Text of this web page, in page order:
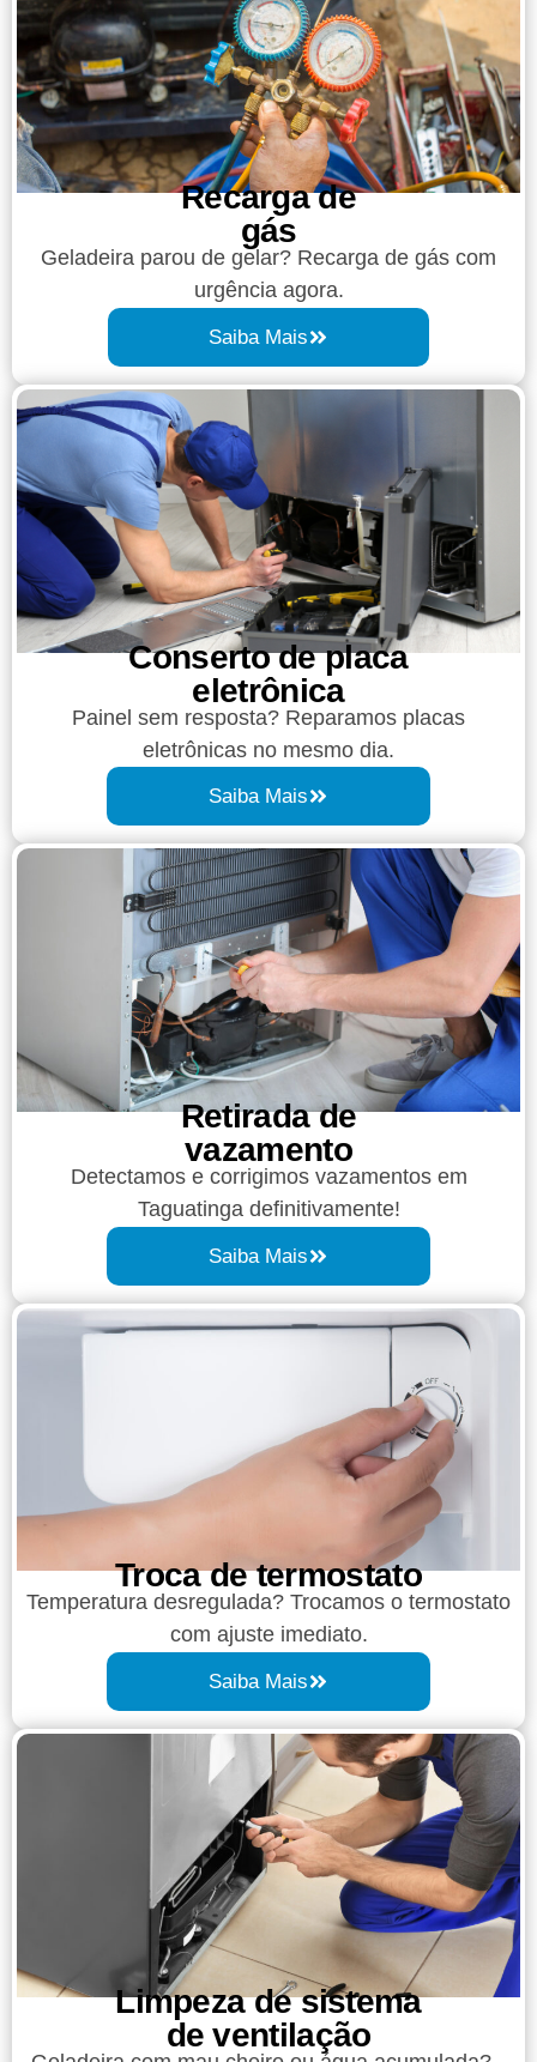
Recarga de
gás
Geladeira parou de gelar? Recarga de gás com
urgência agora.
Saiba Mais
Conserto de placa
eletrônica
Painel sem resposta? Reparamos placas
eletrônicas no mesmo dia.
Saiba Mais
Retirada de
vazamento​​
Detectamos e corrigimos vazamentos em
Taguatinga definitivamente!
Saiba Mais
Troca de termostato
Temperatura desregulada? Trocamos o termostato
com ajuste imediato.
Saiba Mais
Limpeza de sistema
de ventilação